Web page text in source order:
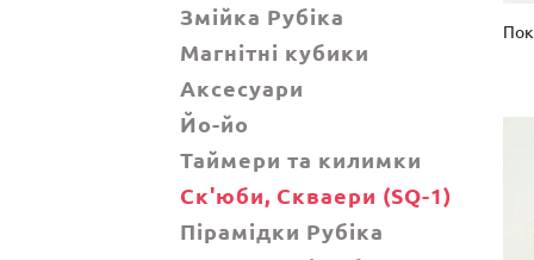
Змійка Рубіка
Магнітні кубики
Аксесуари
Йо-йо
Таймери та килимки
Ск'юби, Cкваери (SQ-1)
Пірамідки Рубіка